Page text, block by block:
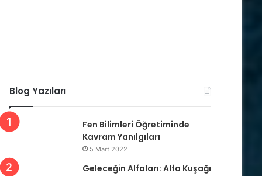
Blog Yazıları
Fen Bilimleri Öğretiminde
Kavram Yanılgıları
5 Mart 2022
Geleceğin Alfaları: Alfa Kuşağı